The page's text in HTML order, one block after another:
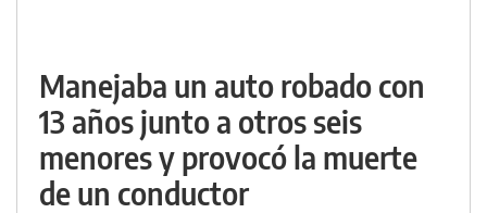
Manejaba un auto robado con
13 años junto a otros seis
menores y provocó la muerte
de un conductor